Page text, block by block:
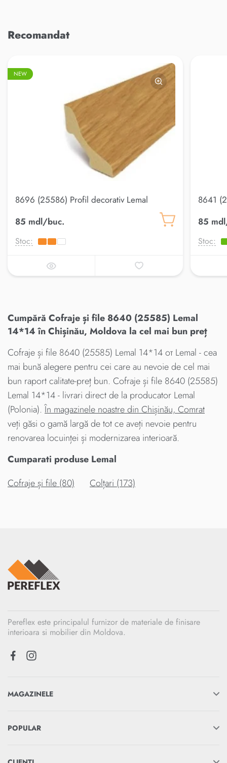
Recomandat
NEW
8696 (25586) Profil decorativ Lemal
85 mdl/buc.
Stoc:
8641
85
Stoc:
Cumpără Cofraje și file 8640 (25585) Lemal
14*14 în Chișinău, Moldova la cel mai bun preț
Cofraje și file 8640 (25585) Lemal 14*14 от Lemal - cea
mai bună alegere pentru cei care au nevoie de cel mai
bun raport calitate-preț bun. Cofraje și file 8640 (25585)
Lemal 14*14 - livrari direct de la producator Lemal
(Polonia).În magazinele noastre din Chișinău, Comrat
veți găsi o gamă largă de tot ce aveți nevoie pentru
renovarea locuinței și modernizarea interioară.
Cumparati produse Lemal
Cofraje și file (80)
Colțari (173)
Pereflex este principalul furnizor de materiale de finisare
interioara si mobilier din Moldova.
MAGAZINELE
POPULAR